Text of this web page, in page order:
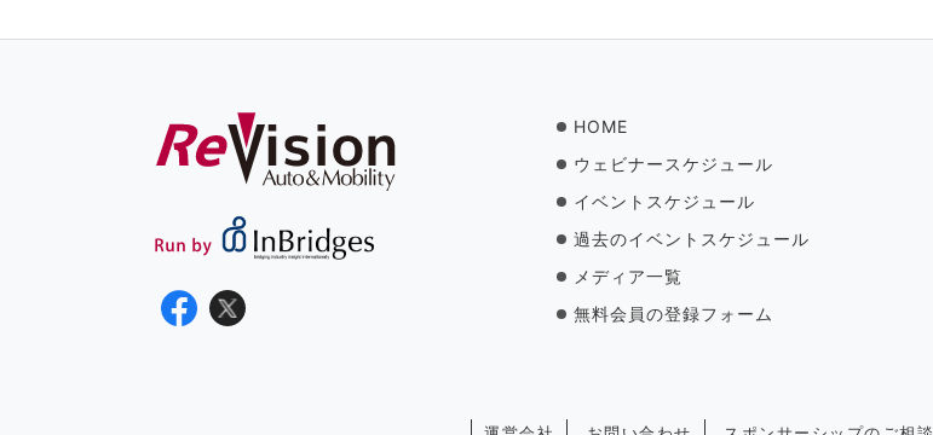
HOME
ウェビナースケジュール
イベントスケジュール
過去のイベントスケジュール
メディア一覧
無料会員の登録フォーム